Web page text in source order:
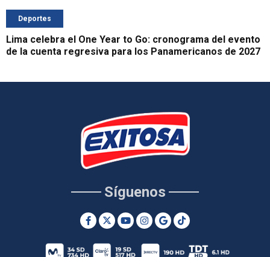
Deportes
Lima celebra el One Year to Go: cronograma del evento
de la cuenta regresiva para los Panamericanos de 2027
Síguenos